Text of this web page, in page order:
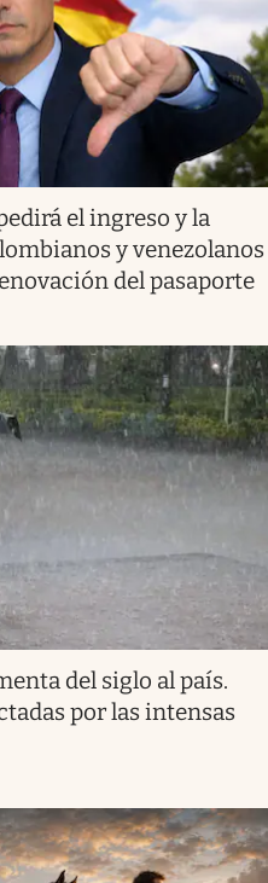
el ingreso y la
y venezolanos
del pasaporte
del siglo al país.
por las intensas